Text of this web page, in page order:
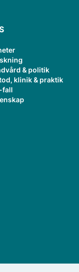
& politik
klinik & praktik
fall